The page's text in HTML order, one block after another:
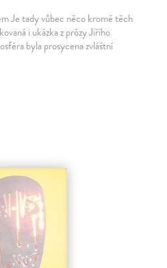
Je tady vůbec něco kromě těch
i ukázka z prózy Jiřího
byla prosycena zvláštní